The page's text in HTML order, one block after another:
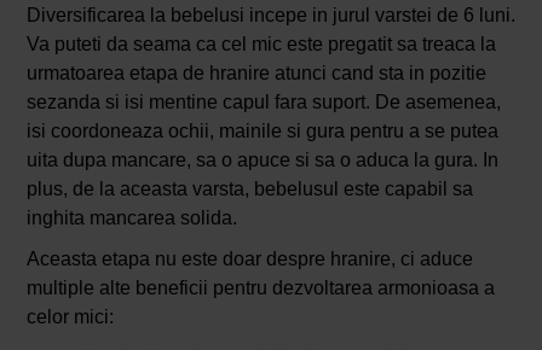
Diversificarea la bebelusi incepe in jurul varstei de 6 luni.
Va puteti da seama ca cel mic este pregatit sa treaca la
urmatoarea etapa de hranire atunci cand sta in pozitie
sezanda si isi mentine capul fara suport. De asemenea,
isi coordoneaza ochii, mainile si gura pentru a se putea
uita dupa mancare, sa o apuce si sa o aduca la gura. In
plus, de la aceasta varsta, bebelusul este capabil sa
inghita mancarea solida.
Aceasta etapa nu este doar despre hranire, ci aduce
multiple alte beneficii pentru dezvoltarea armonioasa a
celor mici: